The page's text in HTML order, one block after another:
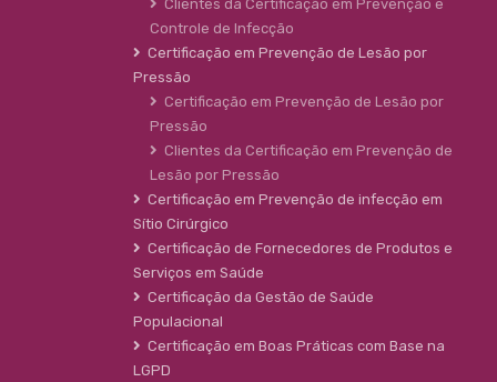
Clientes da Certificação em Prevenção e
Controle de Infecção
Certificação em Prevenção de Lesão por
Pressão
Certificação em Prevenção de Lesão por
Pressão
Clientes da Certificação em Prevenção de
Lesão por Pressão
Certificação em Prevenção de infecção em
Sítio Cirúrgico
Certificação de Fornecedores de Produtos e
Serviços em Saúde
Certificação da Gestão de Saúde
Populacional
Certificação em Boas Práticas com Base na
LGPD